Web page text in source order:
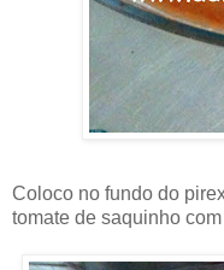
Coloco no fundo do
tomate de saquinho